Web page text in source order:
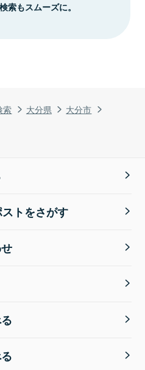
索 大分県
大分市
索もスムーズに。
トをさがす